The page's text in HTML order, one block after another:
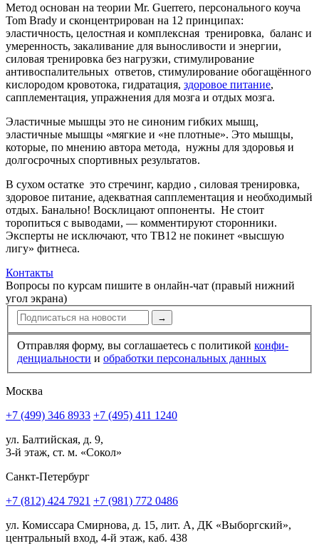
Метод основан на теории Mr. Guerrero, персональ­ного коуча
Tom Brady и сконцентрирован на 12 принципах:
эластичность, целостная и комплексная тренировка, баланс и
умеренность, закаливание для выносливости и энергии,
силовая тренировка без нагрузки, стимулирование
антивоспалительных ответов, стимулирование обогащённого
кислородом кровотока, гидратация, здоровое питание,
сапплементация, упражнения для мозга и отдых мозга.
Эластичные мышцы это не синоним гибких мышц,
эластичные мышцы «мягкие и «не плотные». Это мышцы,
которые, по мнению автора метода, нужны для здоровья и
долгосрочных спортивных результатов.
В сухом остатке это стречинг, кардио , силовая тренировка,
здоровое питание, адекватная сапплементация и необходимый
отдых. Банально! Восклицают оппоненты. Не стоит
торопиться с выводами, — комментируют сторонники.
Эксперты не исключают, что TB12 не покинет «высшую
лигу» фитнеса.
Контакты
Вопросы по курсам пишите в онлайн-чат (правый нижний
угол экрана)
→
Отправляя форму, вы соглашаетесь с политикой конфи­
ден­циальности и обработки персональных данных
Москва
+7 (499) 346 8933 +7 (495) 411 1240
ул. Балтийская, д. 9,
3-й этаж, ст. м. «Сокол»
Санкт-Петербург
+7 (812) 424 7921 +7 (981) 772 0486
ул. Комиссара Смирнова, д. 15, лит. А, ДК «Выборгский»,
центральный вход, 4-й этаж, каб. 438